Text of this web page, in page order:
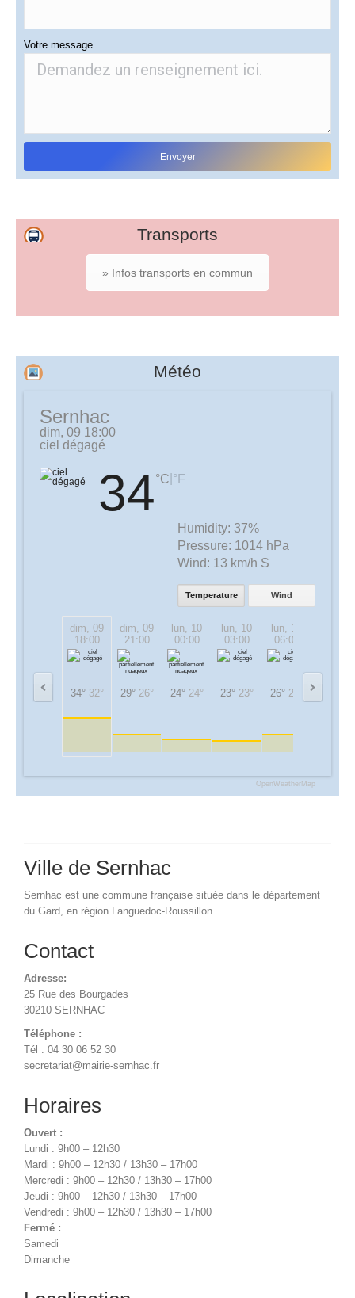
Votre message
Transports
» Infos transports en commun
Météo
Sernhac
dim, 09 18:00
ciel dégagé
34°C °F
Humidity: 37%
Pressure: 1014 hPa
Wind: 13 km/h S
Temperature Wind
dim, 09
18:00
34° 32°
dim, 09
21:00
29° 26°
lun, 10
00:00
24° 24°
lun, 10
03:00
23° 23°
lun, 10
06:00
26° 26°
OpenWeatherMap
Ville de Sernhac
Sernhac est une commune française située dans le département
du Gard, en région Languedoc-Roussillon
Contact
Adresse:
25 Rue des Bourgades
30210 SERNHAC
Téléphone :
Tél : 04 30 06 52 30
secretariat@mairie-sernhac.fr
Horaires
Ouvert :
Lundi : 9h00 – 12h30
Mardi : 9h00 – 12h30 / 13h30 – 17h00
Mercredi : 9h00 – 12h30 / 13h30 – 17h00
Jeudi : 9h00 – 12h30 / 13h30 – 17h00
Vendredi : 9h00 – 12h30 / 13h30 – 17h00
Fermé :
Samedi
Dimanche